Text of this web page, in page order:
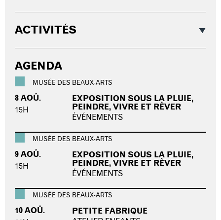
ACTIVITÉS
AGENDA
MUSÉE DES BEAUX-ARTS
8 AOÛ.
15H
EXPOSITION SOUS LA PLUIE,
PEINDRE, VIVRE ET RÊVER
ÉVÉNEMENTS
MUSÉE DES BEAUX-ARTS
9 AOÛ.
15H
EXPOSITION SOUS LA PLUIE,
PEINDRE, VIVRE ET RÊVER
ÉVÉNEMENTS
MUSÉE DES BEAUX-ARTS
10 AOÛ.
PETITE FABRIQUE